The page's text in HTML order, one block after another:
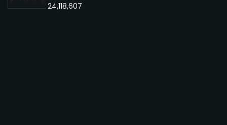
24,118,607